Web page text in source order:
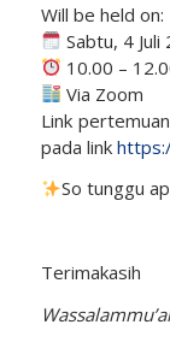
Will be held on:
Sabtu, 4 Juli
10.00 –
Via Zoom
Link
pada link
So tunggu
Terimakasih